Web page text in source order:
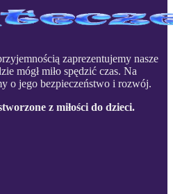
zaprezentujemy nasze
mógł miło spędzić czas. Na
o jego bezpieczeństwo i rozwój.
z miłości do dzieci.